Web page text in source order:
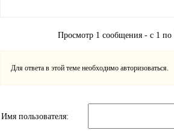
Просмотр 1 сообщения - с 1 по
Для ответа в этой теме необходимо авторизоваться.
Имя пользователя: